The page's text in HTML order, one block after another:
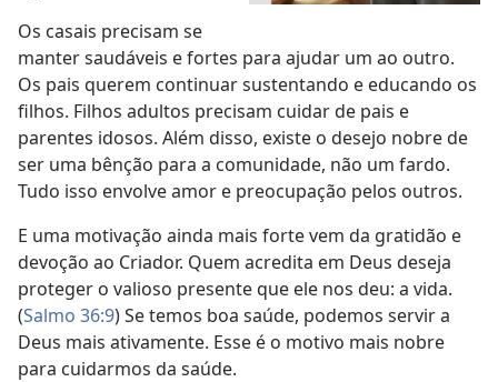
Os casais precisam se
manter saudáveis e fortes para ajudar um ao outro.
Os pais querem continuar sustentando e educando os
filhos. Filhos adultos precisam cuidar de pais e
parentes idosos. Além disso, existe o desejo nobre de
ser uma bênção para a comunidade, não um fardo.
Tudo isso envolve amor e preocupação pelos outros.
E uma motivação ainda mais forte vem da gratidão e
devoção ao Criador. Quem acredita em Deus deseja
proteger o valioso presente que ele nos deu: a vida.
(Salmo 36:9) Se temos boa saúde, podemos servir a
Deus mais ativamente. Esse é o motivo mais nobre
para cuidarmos da saúde.